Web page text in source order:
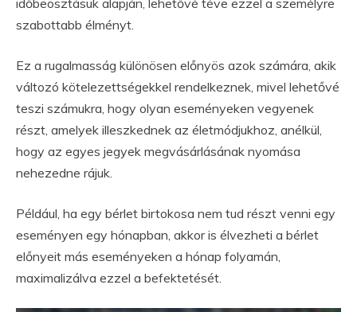
szabottabb élményt.
Ez a rugalmasság különösen előnyös azok számára, akik
változó kötelezettségekkel rendelkeznek, mivel lehetővé
teszi számukra, hogy olyan eseményeken vegyenek
részt, amelyek illeszkednek az életmódjukhoz, anélkül,
hogy az egyes jegyek megvásárlásának nyomása
nehezedne rájuk.
Például, ha egy bérlet birtokosa nem tud részt venni egy
eseményen egy hónapban, akkor is élvezheti a bérlet
előnyeit más eseményeken a hónap folyamán,
maximalizálva ezzel a befektetését.